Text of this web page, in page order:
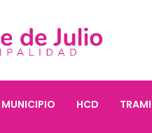
MUNICIPIO HCD